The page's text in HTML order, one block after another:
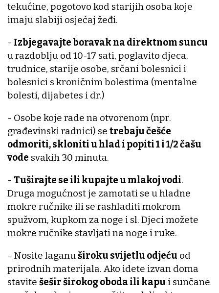
tekućine, pogotovo kod starijih osoba koje
imaju slabiji osjećaj žeđi.
- Izbjegavajte boravak na direktnom suncu
u razdoblju od 10-17 sati, poglavito djeca,
trudnice, starije osobe, srčani bolesnici i
bolesnici s kroničnim bolestima (mentalne
bolesti, dijabetes i dr.)
- Osobe koje rade na otvorenom (npr.
građevinski radnici) se trebaju češće
odmoriti, skloniti u hlad i popiti 1 i 1/2 čašu
vode svakih 30 minuta.
- Tuširajte se ili kupajte u mlakoj vodi.
Druga mogućnost je zamotati se u hladne
mokre ručnike ili se rashladiti mokrom
spužvom, kupkom za noge i sl. Djeci možete
mokre ručnike stavljati na noge i ruke.
- Nosite laganuširoku svijetlu odjeću od
prirodnih materijala. Ako idete izvan doma
stavite šešir širokog oboda ili kapu i sunčane